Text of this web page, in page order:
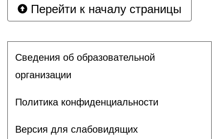
Перейти к началу страницы
Сведения об образовательной
организации
Политика конфиденциальности
Версия для слабовидящих